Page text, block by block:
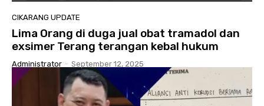
CIKARANG UPDATE
Lima Orang di duga jual obat tramadol dan
exsimer Terang terangan kebal hukum
Administrator - September 12, 2025